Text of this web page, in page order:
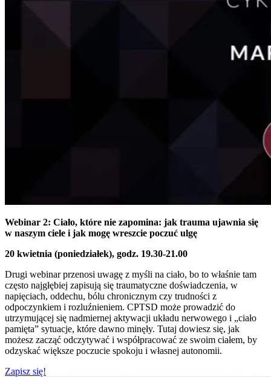
Webinar 2: Ciało, które nie zapomina: jak trauma ujawnia się
w naszym ciele i jak mogę wreszcie poczuć ulgę
20 kwietnia (poniedziałek), godz. 19.30-21.00
Drugi webinar przenosi uwagę z myśli na ciało, bo to właśnie tam
często najgłębiej zapisują się traumatyczne doświadczenia, w
napięciach, oddechu, bólu chronicznym czy trudności z
odpoczynkiem i rozluźnieniem. CPTSD może prowadzić do
utrzymującej się nadmiernej aktywacji układu nerwowego i „ciało
pamięta” sytuacje, które dawno minęły. Tutaj dowiesz się, jak
możesz zacząć odczytywać i współpracować ze swoim ciałem, by
odzyskać większe poczucie spokoju i własnej autonomii.
Zapisz się!